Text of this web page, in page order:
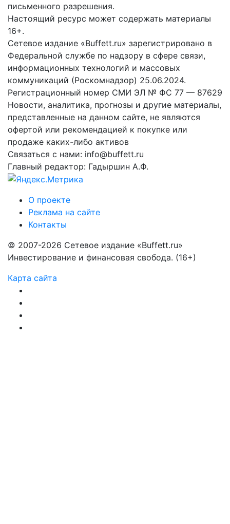
письменного разрешения.
Настоящий ресурс может содержать материалы
16+.
Сетевое издание «Buffett.ru» зарегистрировано в
Федеральной службе по надзору в сфере связи,
информационных технологий и массовых
коммуникаций (Роскомнадзор) 25.06.2024.
Регистрационный номер СМИ ЭЛ № ФС 77 — 87629
Новости, аналитика, прогнозы и другие материалы,
представленные на данном сайте, не являются
офертой или рекомендацией к покупке или
продаже каких-либо активов
Связаться с нами: info@buffett.ru
Главный редактор: Гадыршин А.Ф.
О проекте
Реклама на сайте
Контакты
© 2007-2026 Сетевое издание «Buffett.ru»
Инвестирование и финансовая свобода. (16+)
Карта сайта